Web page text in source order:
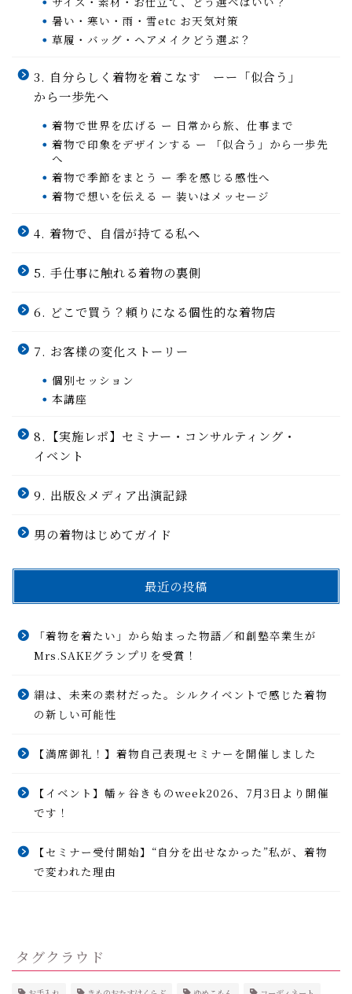
暑い・寒い・雨・雪etc お天気対策
草履・バッグ・ヘアメイクどう選ぶ？
3. 自分らしく着物を着こなす ーー「似合う」
から一歩先へ
着物で世界を広げる ー 日常から旅、仕事まで
着物で印象をデザインする ー 「似合う」から一歩先
へ
着物で季節をまとう ー 季を感じる感性へ
着物で想いを伝える ー 装いはメッセージ
4. 着物で、自信が持てる私へ
5. 手仕事に触れる着物の裏側
6. どこで買う？頼りになる個性的な着物店
7. お客様の変化ストーリー
個別セッション
本講座
8.【実施レポ】セミナー・コンサルティング・
イベント
9. 出版＆メディア出演記録
男の着物はじめてガイド
最近の投稿
「着物を着たい」から始まった物語／和創塾卒業生が
Mrs.SAKEグランプリを受賞！
絹は、未来の素材だった。シルクイベントで感じた着物
の新しい可能性
【満席御礼！】着物自己表現セミナーを開催しました
【イベント】幡ヶ谷きものweek2026、7月3日より開催
です！
【セミナー受付開始】“自分を出せなかった”私が、着物
で変われた理由
タグクラウド